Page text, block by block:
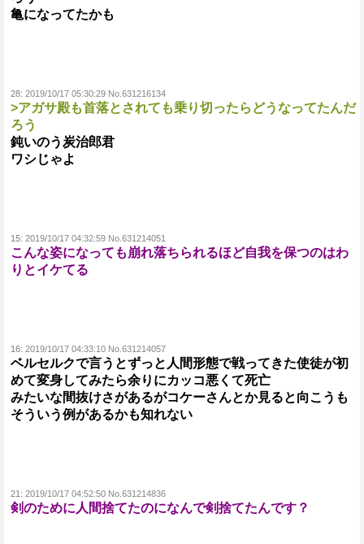
亀になってたかも
28: 2019/10/17 05:30:29 No.631216134
>アガサ殿も首落とされても乗り切ったらどうなってたんだ
ろう
鈍いのう炭治郎君
ワシじゃよ
15: 2019/10/17 04:32:59 No.631214051
こんな姿になっても崩れ落ちられるほど自我を保つのはわ
りとイケてる
16: 2019/10/17 04:33:10 No.631214057
ベルセルクで言うとずっと人間形態で戦ってきた使徒が初
めて変身してみたら余りにカッコ悪くて死亡
みたいな間抜けさがあるがコケーさんとか見ると向こうも
そういう例があるかも知れない
21: 2019/10/17 04:52:50 No.631214836
剣のために人間捨てたのになんで剣捨てたんです？